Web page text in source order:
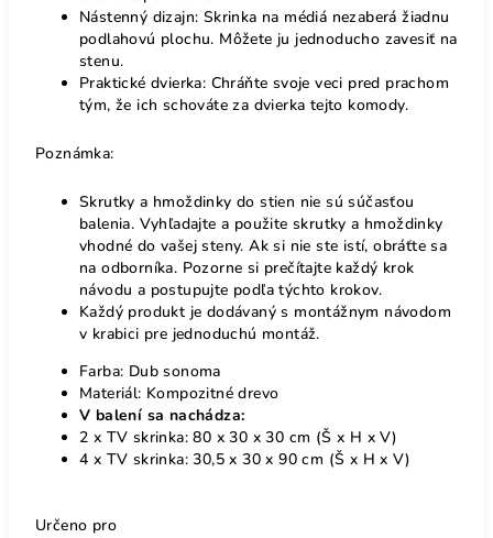
Nástenný dizajn: Skrinka na médiá nezaberá žiadnu
podlahovú plochu. Môžete ju jednoducho zavesiť na
stenu.
Praktické dvierka: Chráňte svoje veci pred prachom
tým, že ich schováte za dvierka tejto komody.
Poznámka:
Skrutky a hmoždinky do stien nie sú súčasťou
balenia. Vyhľadajte a použite skrutky a hmoždinky
vhodné do vašej steny. Ak si nie ste istí, obráťte sa
na odborníka. Pozorne si prečítajte každý krok
návodu a postupujte podľa týchto krokov.
Každý produkt je dodávaný s montážnym návodom
v krabici pre jednoduchú montáž.
Farba: Dub sonoma
Materiál: Kompozitné drevo
V balení sa nachádza:
2 x TV skrinka: 80 x 30 x 30 cm (Š x H x V)
4 x TV skrinka: 30,5 x 30 x 90 cm (Š x H x V)
Určeno pro